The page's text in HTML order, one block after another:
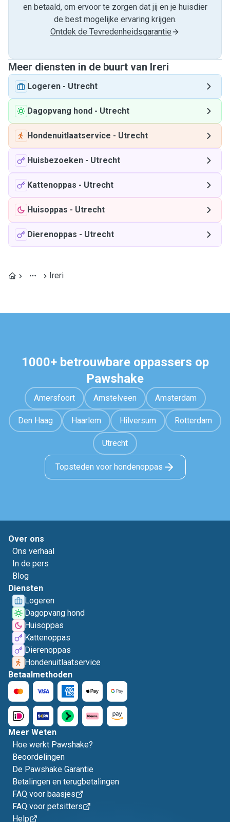
en betaald, om ervoor te zorgen dat jij en je huisdier
de best mogelijke ervaring krijgen.
Ontdek de Tevredenheidsgarantie
Meer diensten in de buurt van Ireri
Logeren - Utrecht
Dagopvang hond - Utrecht
Hondenuitlaatservice - Utrecht
Huisbezoeken - Utrecht
Kattenoppas - Utrecht
Huisoppas - Utrecht
Dierenoppas - Utrecht
Ireri
1000+ betrouwbare oppassers op
Pawshake
Amersfoort Amstelveen Amsterdam
Den Haag Haarlem Hilversum Rotterdam
Utrecht
Topsteden voor hondenoppas
Over ons
Ons verhaal
In de pers
Blog
Diensten
Logeren
Dagopvang hond
Huisoppas
Kattenoppas
Dierenoppas
Hondenuitlaatservice
Betaalmethoden
Meer Weten
Hoe werkt Pawshake?
Beoordelingen
De Pawshake Garantie
Betalingen en terugbetalingen
FAQ voor baasjes
FAQ voor petsitters
Help